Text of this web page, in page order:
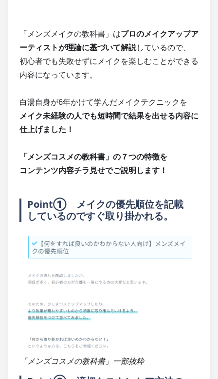
「メンズメイクの教科書」はプロのメイクアップア
ーティストが理論に基づいて解説しているので、
初心者でも失敗せずにメイクを楽しむことができる
内容になっています。
白湯自身が6年かけて学んだメイクテクニックを
メイク未経験の人でも短時間で結果を出せる内容に
仕上げました！
「メンズコスメの教科書」の７つの特徴を
コンテンツ内容チラ見せでご説明します！
Point①　メイクの優先順位を記載
しているのですぐ取り掛かれる。
「メンズコスメの教科書」一部抜粋